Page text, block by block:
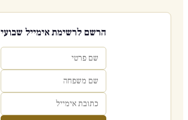
הרשם לרשימת אימייל שבועי